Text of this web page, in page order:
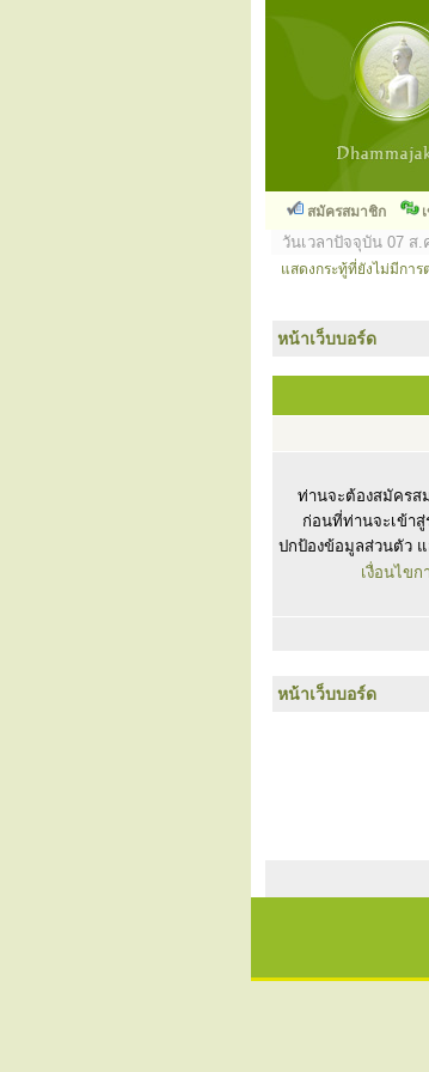
สมัครสมาชิก
วันเวลาปัจจุบัน 07 ส.
แสดงกระทู้ที่ยังไม่มีการ
หน้าเว็บบอร์ด
ท่านจะต้องสมัครสม
ก่อนที่ท่านจะเข้าสู่ร
ปกป้องข้อมูลส่วนตัว
เงื่อนไขก
หน้าเว็บบอร์ด